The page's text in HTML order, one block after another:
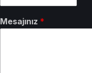
Mesajınız *